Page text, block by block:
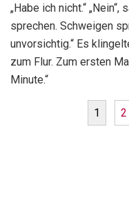
„Habe ich nicht.“
sprechen. Schweigen
unvorsichtig.“ Es
zum Flur. Zum ersten
Minute.“
1 2